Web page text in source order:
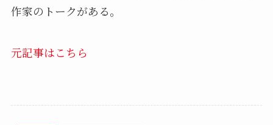
作家のトークがある。
元記事はこちら